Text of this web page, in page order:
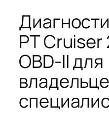
PT
OBD-II для